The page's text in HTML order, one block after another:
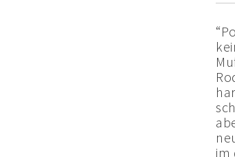
im